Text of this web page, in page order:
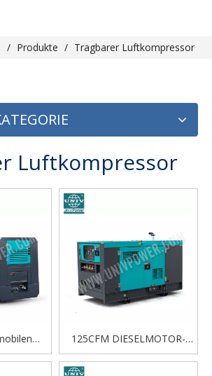
/ Produkte / Tragbarer Luftkompressor
Luftkompressor
125CFM DIESELMOTOR-
SCHRAUBENLUFTKOMPRESSOR